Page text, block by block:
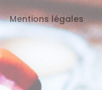
Mentions légales